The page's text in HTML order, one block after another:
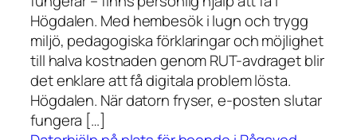
Högdalen. Med hembesök i lugn och trygg
miljö, pedagogiska förklaringar och möjlighet
till halva kostnaden genom RUT-avdraget blir
det enklare att få digitala problem lösta.
Högdalen. När datorn fryser, e-posten slutar
fungera […]